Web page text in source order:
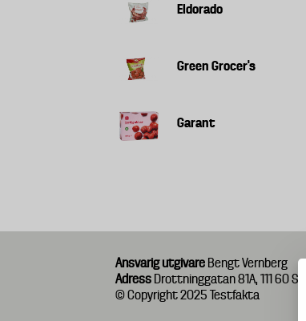
Eldorado
Green Grocer's
Garant
Ansvarig utgivare Bengt Vernberg
Adress Drottninggatan 81A, 111 60
© Copyright 2025 Testfakta